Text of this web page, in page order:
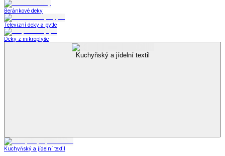
Beránkové deky
Televizní deky a pytle
Deky z mikroplyše
Kuchyňský a jídelní textil
Kuchyňský a jídelní textil